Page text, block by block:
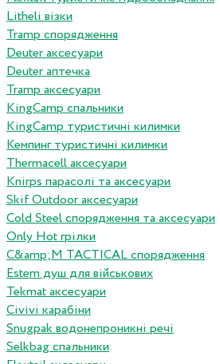
Litheli візки
Tramp спорядження
Deuter аксесуари
Deuter аптечка
Tramp аксесуари
KingCamp спальники
KingCamp туристичні килимки
Кемпинг туристичні килимки
Thermacell аксесуари
Knirps парасолі та аксесуари
Skif Outdoor аксесуари
Cold Steel спорядження та аксесуари
Only Hot грілки
C&amp;M TACTICAL спорядження
Estem душ для військових
Tekmat аксесуари
Сivivi карабіни
Snugpak водонепроникні речі
Selkbag спальники